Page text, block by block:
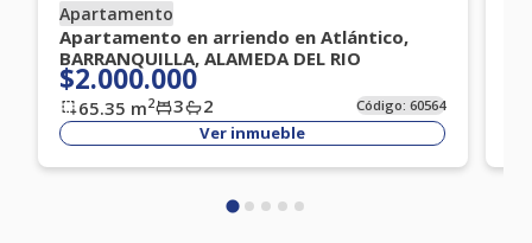
Apartamento
Apartamento en arriendo en Atlántico,
BARRANQUILLA, ALAMEDA DEL RIO
$2.000.000
65.35 m2 3 2 Código:60564
Ver inmueble